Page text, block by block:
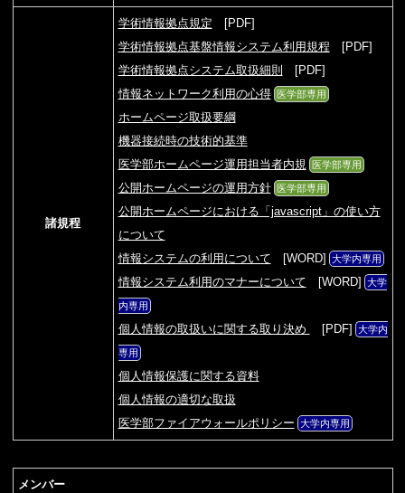
諸規程
学術情報拠点規定 [PDF]
学術情報拠点基盤情報システム利用規程 [PDF]
学術情報拠点システム取扱細則
[PDF]
情報ネットワーク利用の心得 医学部専用
ホームページ取扱要綱
機器接続時の技術的基準
医学部ホームページ運用担当者内規 医学部専用
公開ホームページの運用方針 医学部専用
公開ホームページにおける「javascript」の使い方
について
情報システムの利用について [WORD] 大学内専用
情報システム利用のマナーについて [WORD] 大学
内専用
個人情報の取扱いに関する取り決め [PDF] 大学内
専用
個人情報保護に関する資料
個人情報の適切な取扱
医学部ファイアウォールポリシー 大学内専用
メンバー